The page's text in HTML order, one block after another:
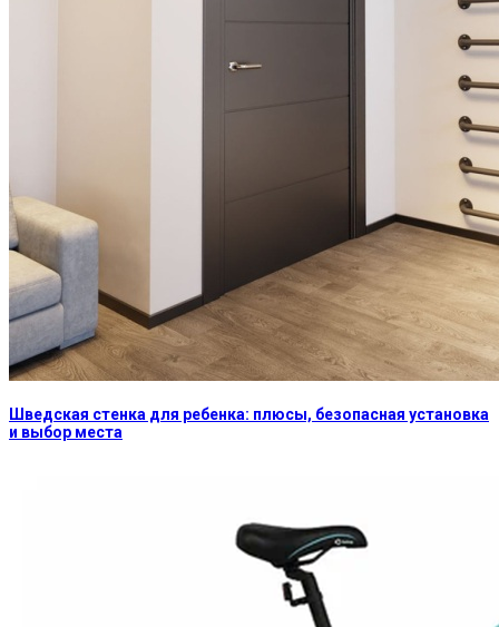
Шведская стенка для ребенка: плюсы, безопасная установка
и выбор места